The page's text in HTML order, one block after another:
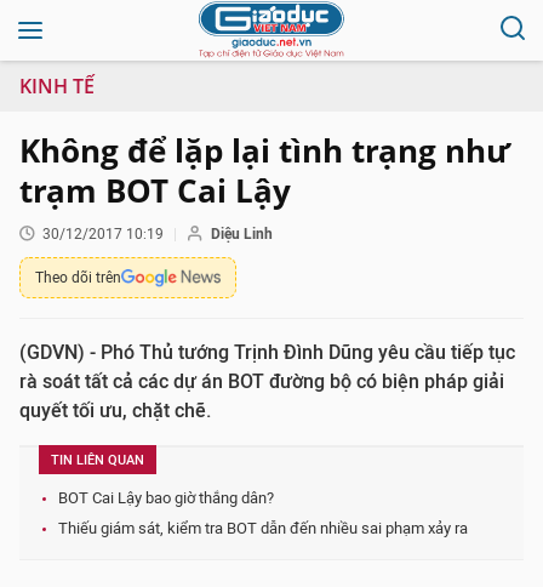
KINH TẾ
Không để lặp lại tình trạng như
trạm BOT Cai Lậy
30/12/2017 10:19 Diệu Linh
Theo dõi trên
(GDVN) - Phó Thủ tướng Trịnh Đình Dũng yêu cầu tiếp tục
rà soát tất cả các dự án BOT đường bộ có biện pháp giải
quyết tối ưu, chặt chẽ.
TIN LIÊN QUAN
BOT Cai Lậy bao giờ thắng dân?
Thiếu giám sát, kiểm tra BOT dẫn đến nhiều sai phạm xảy ra